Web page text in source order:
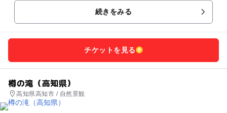
続きをみる
チケットを見る
樽の滝（高知県）
高知県高知市 / 自然景観